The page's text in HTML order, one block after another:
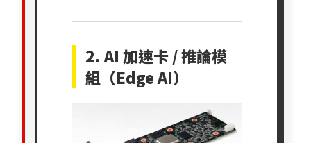
2. AI 加速卡 / 推論模
組（Edge AI）